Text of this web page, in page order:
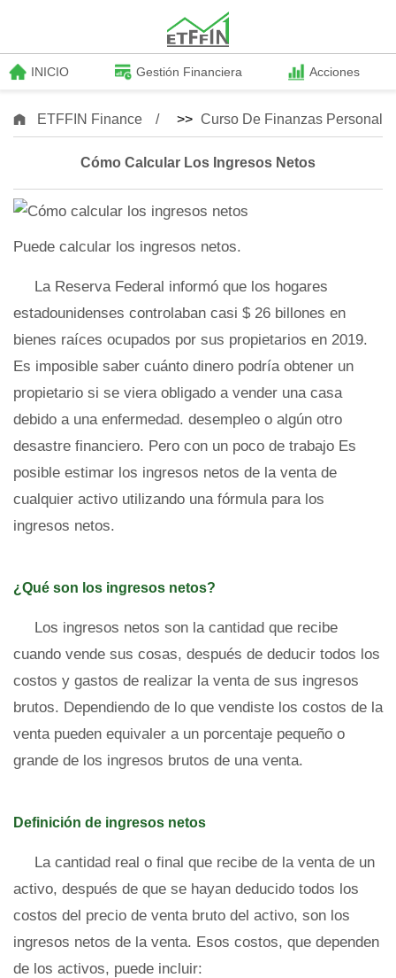
INICIO Gestión Financiera Acciones
ETFFIN Finance >> Curso De Finanzas
Cómo Calcular Los Ingresos Netos
Puede calcular los ingresos netos.
La Reserva Federal informó que los hogares
estadounidenses controlaban casi $ 26 billones en
bienes raíces ocupados por sus propietarios en 2019.
Es imposible saber cuánto dinero podría obtener un
propietario si se viera obligado a vender una casa
debido a una enfermedad. desempleo o algún otro
desastre financiero. Pero con un poco de trabajo Es
posible estimar los ingresos netos de la venta de
cualquier activo utilizando una fórmula para los
ingresos netos.
¿Qué son los ingresos netos?
Los ingresos netos son la cantidad que recibe
cuando vende sus cosas, después de deducir todos los
costos y gastos de realizar la venta de sus ingresos
brutos. Dependiendo de lo que vendiste los costos de la
venta pueden equivaler a un porcentaje pequeño o
grande de los ingresos brutos de una venta.
Definición de ingresos netos
La cantidad real o final que recibe de la venta de un
activo, después de que se hayan deducido todos los
costos del precio de venta bruto del activo, son los
ingresos netos de la venta. Esos costos, que dependen
de los activos, puede incluir: